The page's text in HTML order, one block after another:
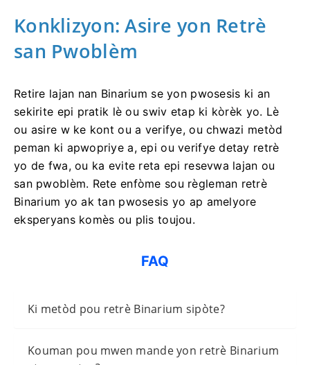
Konklizyon: Asire yon Retrè
Retire lajan nan Binarium se yon pwosesis ki an
sekirite epi pratik lè ou swiv etap ki kòrèk yo. Lè
ou asire w ke kont ou a verifye, ou chwazi metòd
peman ki apwopriye a, epi ou verifye detay retrè
yo de fwa, ou ka evite reta epi resevwa lajan ou
san pwoblèm. Rete enfòme sou règleman retrè
Binarium yo ak tan pwosesis yo ap amelyore